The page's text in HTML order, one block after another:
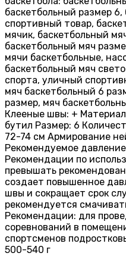
баскетбольный размер
спортивный товар,
мячик, баскетбольный
баскетбольный мяч
мячи баскетбольные,
баскетбольный мяч
спорта, уличный
мяч баскетбольный 6
размер, мяч
Клееные швы: +
бутил Размер: 6
72-74 см Армирование
Рекомендуемое
Рекомендации по
превышать
создает повышенное
швы и сокращает срок
рекомендуется
Рекомендации: для
соревнований в
спортсменов
500-540 г